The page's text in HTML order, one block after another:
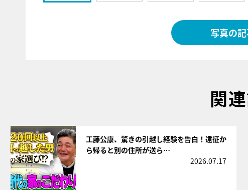
写真の
関
工藤公康、驚きの引越し経験を告白！遠征か
ら帰ると別の住所が送ら…
2026.07.17